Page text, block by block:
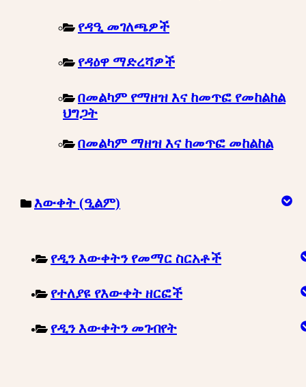
የዳዒ መገለጫዎች
የዳዕዋ ማድረሻዎች
በመልካም የማዘዝ እና ከመጥፎ የመከልከል
ህግጋት
በመልካም ማዘዝ እና ከመጥፎ መከልከል
እውቀት (ዒልም)
የዲን እውቀትን የመማር ስርአቶች
የተለያዩ የእውቀት ዘርፎች
የዲን እውቀትን መገብየት